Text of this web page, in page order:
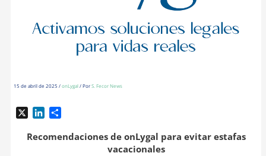
15 de abril de 2025 /onLygal/ PorS. Fecor News
n
m
Recomendaciones de onLygal para evitar estafas
vacacionales